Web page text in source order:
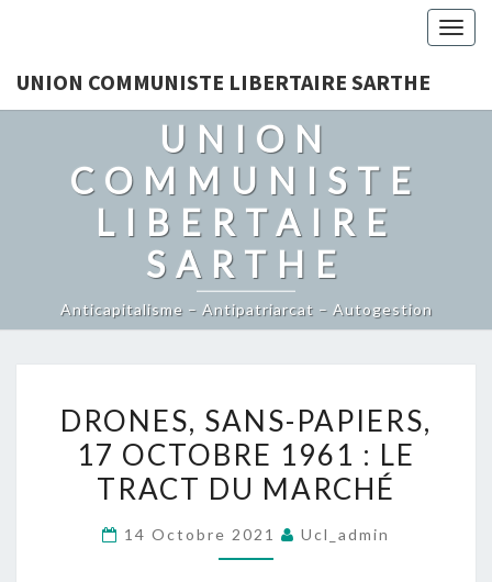
UNION COMMUNISTE LIBERTAIRE SARTHE
UNION
COMMUNISTE
LIBERTAIRE
SARTHE
Anticapitalisme – Antipatriarcat – Autogestion
SANS-
PAPIERS,
17
1961
DRONES, SANS-PAPIERS,
17 OCTOBRE 1961 : LE
TRACT DU MARCHÉ
14 Octobre 2021 Ucl_admin